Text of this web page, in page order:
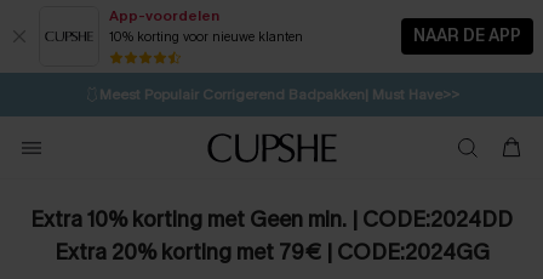
App-voordelen
10% korting voor nieuwe klanten NAAR DE APP
⚡️LAATSTE KANS | Tot 50% korting>>
🩱Meest Populair Corrigerend Badpakken| Must Have>>
💌Abonneer je & ontvang tot 15% korting>>
Koop 3, krijg 15% korting | CODE: SW15 1D:10H:37M:43S
Extra 10% korting met Geen min. | CODE:2024DD
Extra 20% korting met 79€ | CODE:2024GG